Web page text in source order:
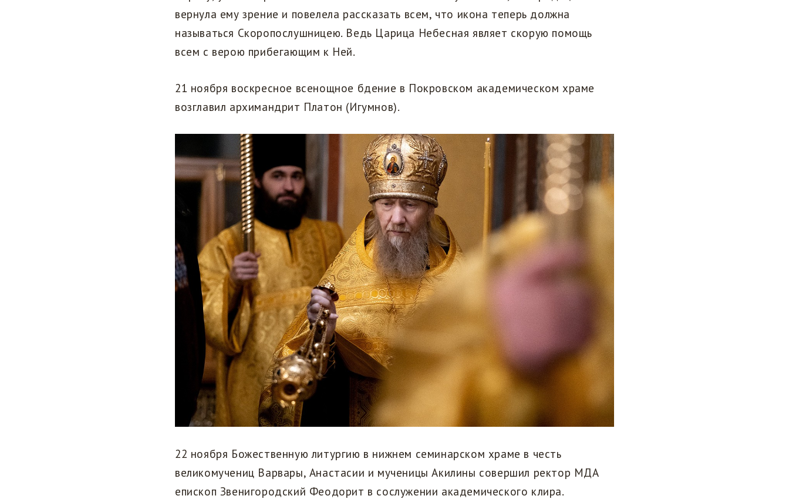
вернула ему зрение и повелела рассказать всем, что икона теперь должна
называться Скоропослушницею. Ведь Царица Небесная являет скорую помощь
всем с верою прибегающим к Ней.
21 ноября воскресное всенощное бдение в Покровском академическом храме
возглавил архимандрит Платон (Игумнов).
22 ноября Божественную литургию в нижнем семинарском храме в честь
великомучениц Варвары, Анастасии и мученицы Акилины совершил ректор МДА
епископ Звенигородский Феодорит в сослужении академического клира.